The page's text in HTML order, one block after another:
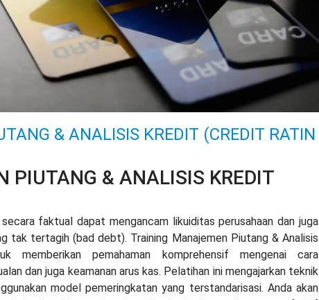
& ANALISIS KREDIT (CREDIT RATIN
PIUTANG & ANALISIS KREDIT
faktual dapat mengancam likuiditas perusahaan dan juga
tak tertagih (bad debt). Training Manajemen Piutang & Analisis
memberikan pemahaman komprehensif mengenai cara
dan juga keamanan arus kas. Pelatihan ini mengajarkan teknik
model pemeringkatan yang terstandarisasi. Anda akan